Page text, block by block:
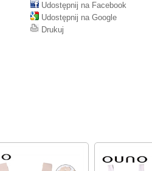
Udostępnij na Facebook
Udostępnij na Google
Drukuj